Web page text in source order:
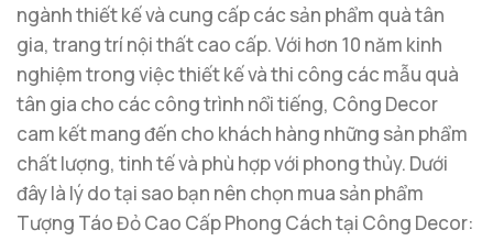
ngành thiết kế và cung cấp các sản phẩm quà tân
gia, trang trí nội thất cao cấp. Với hơn 10 năm kinh
nghiệm trong việc thiết kế và thi công các mẫu quà
tân gia cho các công trình nổi tiếng, Công Decor
cam kết mang đến cho khách hàng những sản phẩm
chất lượng, tinh tế và phù hợp với phong thủy. Dưới
đây là lý do tại sao bạn nên chọn mua sản phẩm
Tượng Táo Đỏ Cao Cấp Phong Cách tại Công Decor: